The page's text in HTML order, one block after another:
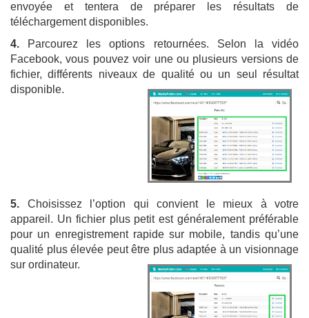
envoyée et tentera de préparer les résultats de
téléchargement disponibles.
4. Parcourez les options retournées. Selon la vidéo
Facebook, vous pouvez voir une ou plusieurs versions de
fichier, différents niveaux de qualité ou un seul résultat
disponible.
5. Choisissez l’option qui convient le mieux à votre
appareil. Un fichier plus petit est généralement préférable
pour un enregistrement rapide sur mobile, tandis qu’une
qualité plus élevée peut être plus adaptée à un visionnage
sur ordinateur.